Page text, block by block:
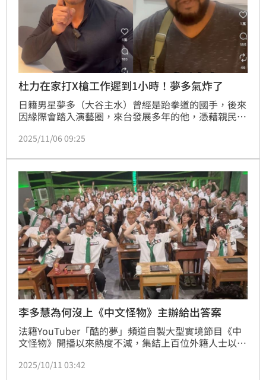
杜力在家打X槍工作遲到1小時！夢多氣炸了
日籍男星夢多（大谷主水）曾經是跆拳道的國手，後來
因緣際會踏入演藝圈，來台發展多年的他，憑藉親民性
藝人杜力，表示2人相約兩點集合工作錄影片，結果杜
在家幹嘛」，結果杜力竟語出驚人說：「打手槍噴不出
來，我老了」。
2025/11/06 09:25
李多慧為何沒上《中文怪物》主辦給出答案
法籍YouTuber「酷的夢」頻道自製大型實境節目《中
文怪物》開播以來熱度不減，集結上百位外籍人士以中
期在台人氣爆棚的韓籍啦啦隊女神李多慧，以及日籍藝
2025/10/11 03:42